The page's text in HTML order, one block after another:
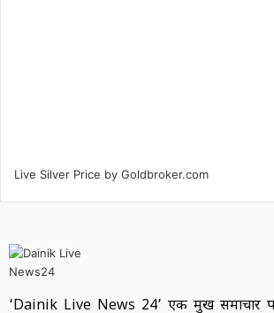
Live Silver Price by Goldbroker.com
‘Dainik Live News 24’ एक प्रमुख समाचार